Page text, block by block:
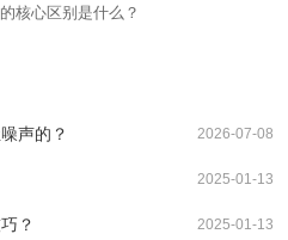
核心区别是什么？
2026-07-08
声的？
2025-01-13
2025-01-13
？